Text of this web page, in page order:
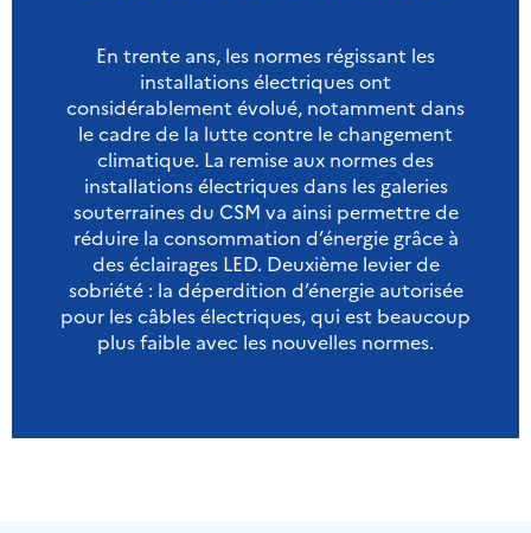
En trente ans, les normes régissant les
installations électriques ont
considérablement évolué, notamment dans
le cadre de la lutte contre le changement
climatique. La remise aux normes des
installations électriques dans les galeries
souterraines du CSM va ainsi permettre de
réduire la consommation d’énergie grâce à
des éclairages LED. Deuxième levier de
sobriété : la déperdition d’énergie autorisée
pour les câbles électriques, qui est beaucoup
plus faible avec les nouvelles normes.